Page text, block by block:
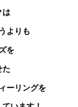
は
よりも
を
た
ーリングを